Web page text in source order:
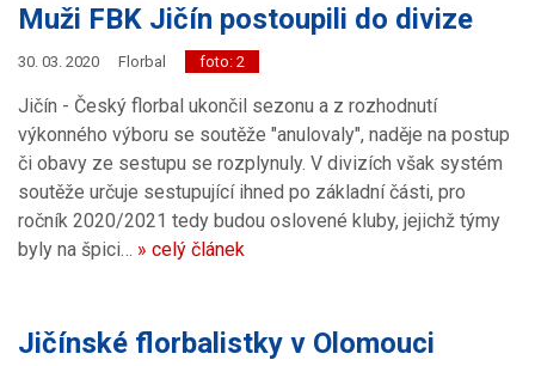
Muži FBK Jičín postoupili do divize
30. 03. 2020 Florbal foto: 2
Jičín - Český florbal ukončil sezonu a z rozhodnutí
výkonného výboru se soutěže "anulovaly", naděje na postup
či obavy ze sestupu se rozplynuly. V divizích však systém
soutěže určuje sestupující ihned po základní části, pro
ročník 2020/2021 tedy budou oslovené kluby, jejichž týmy
byly na špici… » celý článek
Jičínské florbalistky v Olomouci